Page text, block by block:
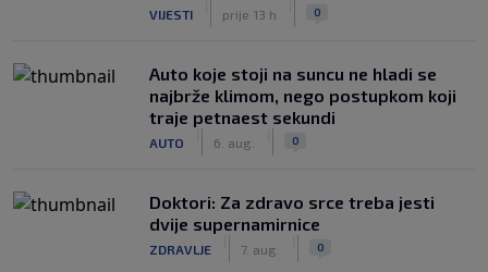
VIJESTI prije 13 h 0
Auto koje stoji na suncu ne hladi se
najbrže klimom, nego postupkom koji
traje petnaest sekundi
AUTO 6. aug. 0
Doktori: Za zdravo srce treba jesti
dvije supernamirnice
ZDRAVLJE 7. aug. 0